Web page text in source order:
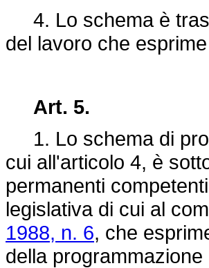
4. Lo schema è
del lavoro che
Art. 5.
1. Lo schema di
cui all'articolo 4, è
permanenti
legislativa di cui al
1988, n. 6, che
della